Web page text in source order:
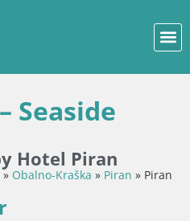
Seaside
Hotel Piran
» Obalno-Kraška » Piran » Piran